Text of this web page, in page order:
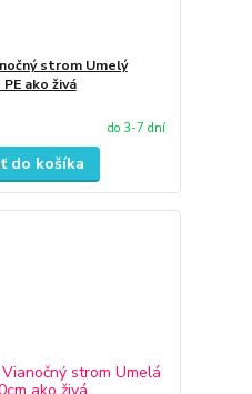
strom Umelý
ako živá
do 3-7 dní
do košíka